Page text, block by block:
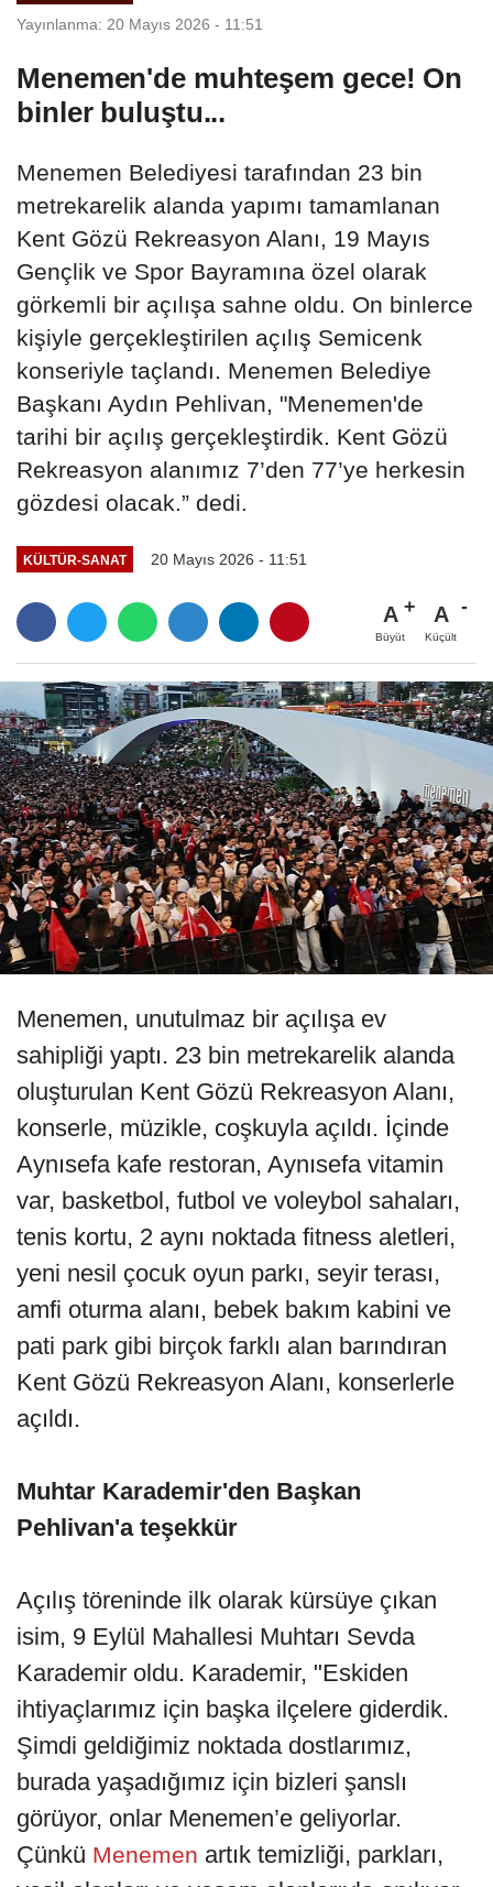
Yayınlanma: 20 Mayıs 2026 - 11:51
Menemen'de muhteşem gece! On
binler buluştu...
Menemen Belediyesi tarafından 23 bin
metrekarelik alanda yapımı tamamlanan
Kent Gözü Rekreasyon Alanı, 19 Mayıs
Gençlik ve Spor Bayramına özel olarak
görkemli bir açılışa sahne oldu. On binlerce
kişiyle gerçekleştirilen açılış Semicenk
konseriyle taçlandı. Menemen Belediye
Başkanı Aydın Pehlivan, "Menemen'de
tarihi bir açılış gerçekleştirdik. Kent Gözü
Rekreasyon alanımız 7’den 77’ye herkesin
gözdesi olacak.” dedi.
KÜLTÜR-SANAT 20 Mayıs 2026 - 11:51
A
Büyüt
A
Küçült
Menemen, unutulmaz bir açılışa ev
sahipliği yaptı. 23 bin metrekarelik alanda
oluşturulan Kent Gözü Rekreasyon Alanı,
konserle, müzikle, coşkuyla açıldı. İçinde
Aynısefa kafe restoran, Aynısefa vitamin
var, basketbol, futbol ve voleybol sahaları,
tenis kortu, 2 aynı noktada fitness aletleri,
yeni nesil çocuk oyun parkı, seyir terası,
amfi oturma alanı, bebek bakım kabini ve
pati park gibi birçok farklı alan barındıran
Kent Gözü Rekreasyon Alanı, konserlerle
açıldı.
Muhtar Karademir'den Başkan
Pehlivan'a teşekkür
Açılış töreninde ilk olarak kürsüye çıkan
isim, 9 Eylül Mahallesi Muhtarı Sevda
Karademir oldu. Karademir, "Eskiden
ihtiyaçlarımız için başka ilçelere giderdik.
Şimdi geldiğimiz noktada dostlarımız,
burada yaşadığımız için bizleri şanslı
görüyor, onlar Menemen’e geliyorlar.
Çünkü Menemen artık temizliği, parkları,